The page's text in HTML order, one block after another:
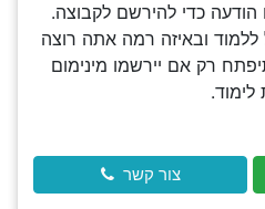
כדי להירשם לקבוצה.
ללמוד ובאיזה רמה אתה רוצה
רק אם יירשמו מינימום
צור קשר